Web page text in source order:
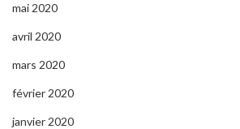
mai 2020
avril 2020
mars 2020
février 2020
janvier 2020